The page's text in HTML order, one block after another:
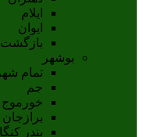
ايلام
ايوان
بازگشت
بوشهر
تمام
جم
خورموج
برازجان
بندر